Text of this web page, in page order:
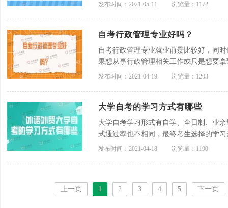
发布时间：2021-05-11 浏览量：1172
自考行政管理专业好吗？
自考行政管理专业就业前景比较好，同
果想从事行政管理相关工作或只是想要
考。
发布时间：2021-04-19 浏览量：1203
大学自考的学习方式有哪些
大学自考学习形式有自学、全日制、业
式通过率也不相同，最终考生选择的学
发布时间：2021-04-18 浏览量：1190
上一页 1 2 3 4 5 下一页